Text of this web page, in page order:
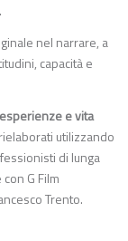
nel narrare, a
capacità e
e vita
utilizzando
di lunga
G Film
Trento.